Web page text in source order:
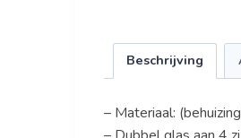
Beschrijving
– Materiaal: